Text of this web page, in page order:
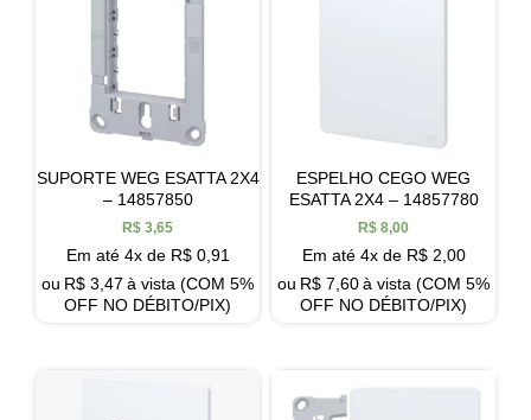
SUPORTE WEG ESATTA 2X4
– 14857850
R$ 3,65
Em até 4x de R$0,91
ou R$ 3,47 à vista (COM 5%
OFF NO DÉBITO/PIX)
ESPELHO CEGO WEG
ESATTA 2X4 – 14857780
R$ 8,00
Em até 4x de R$2,00
ou R$ 7,60à vista (COM 5%
OFF NO DÉBITO/PIX)